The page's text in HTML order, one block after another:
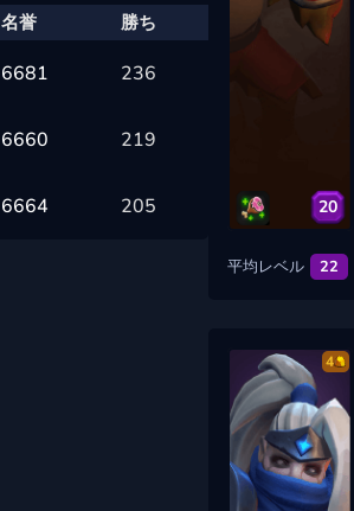
名誉 勝ち
6681 236
6660 219
6664 205 20
平均レベル 22
4